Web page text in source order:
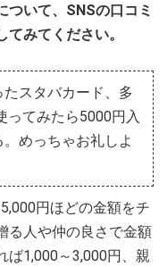
ついて、SNSの口コミ
みてください。
スタバカード、多
ってみたら5000円入
めっちゃお礼しよ
円ほどの金額をチ
る人や仲の良さで金額
ば1,000～3,000円、親